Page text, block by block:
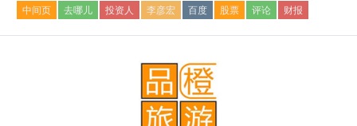
中间页 去哪儿 投资人 李彦宏 百度 股票 评论 财报